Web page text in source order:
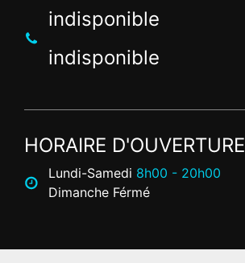
indisponible
indisponible
HORAIRE D'OUVERTURE
Lundi-Samedi 8h00 - 20h00
Dimanche Férmé